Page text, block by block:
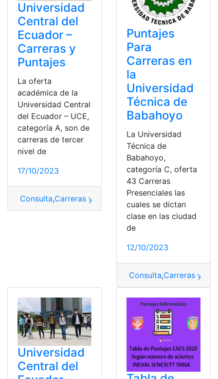
Universidad
Central del
Ecuador –
Carreras y
Puntajes
La oferta
académica de la
Universidad Central
del Ecuador – UCE,
categoría A, son de
carreras de tercer
nivel de
17/10/2023
Consulta,Carreras y Puntajes , Puntajes,Universidad
Puntajes
Para
Carreras en
la
Universidad
Técnica de
Babahoyo
La Universidad
Técnica de
Babahoyo,
categoría C, oferta
43 Carreras
Presenciales las
cuales se dictan
clase en las ciudad
de
12/10/2023
Consulta,Carreras y
Universidad
Central del